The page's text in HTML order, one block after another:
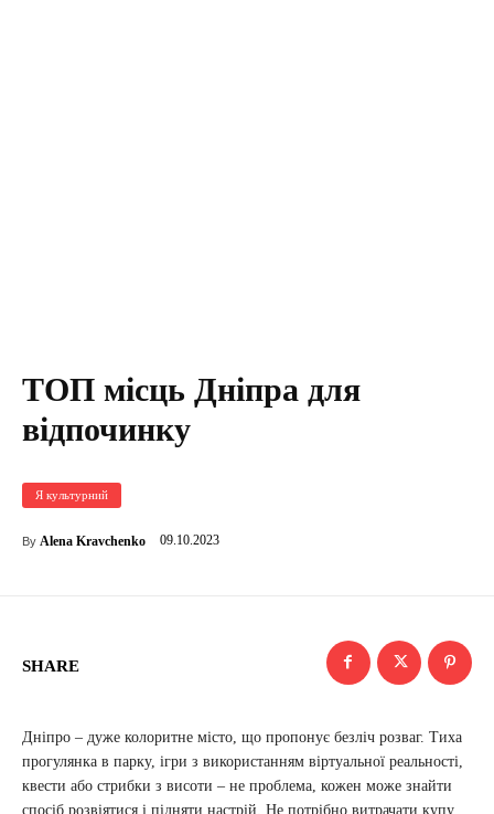
ТОП місць Дніпра для
відпочинку
Я культурний
By Alena Kravchenko 09.10.2023
SHARE
Дніпро – дуже колоритне місто, що пропонує безліч розваг. Тиха
прогулянка в парку, ігри з використанням віртуальної реальності,
квести або стрибки з висоти – не проблема, кожен може знайти
спосіб розвіятися і підняти настрій. Не потрібно витрачати купу